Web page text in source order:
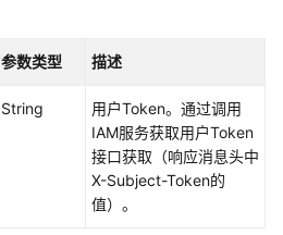
参数类型 描述
String
用户Token。通过调用
IAM服务获取用户Token
接口获取（响应消息头中
X-Subject-Token的
值）。